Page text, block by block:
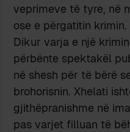
veprimeve të tyre, në
ose e përgatitin krimin.
Dikur varja e një
përbënte spektakël
në shesh për të bërë
brohorisnin. Xhelati
gjithëpranishme në
pas varjet filluan të